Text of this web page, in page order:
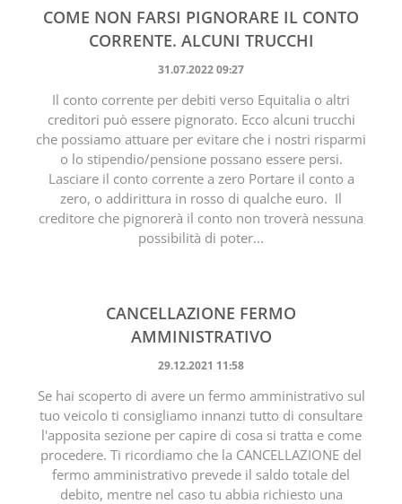
COME NON FARSI PIGNORARE IL CONTO
CORRENTE. ALCUNI TRUCCHI
31.07.2022 09:27
Il conto corrente per debiti verso Equitalia o altri
creditori può essere pignorato. Ecco alcuni trucchi
che possiamo attuare per evitare che i nostri risparmi
o lo stipendio/pensione possano essere persi.
Lasciare il conto corrente a zero Portare il conto a
zero, o addirittura in rosso di qualche euro. Il
creditore che pignorerà il conto non troverà nessuna
possibilità di poter...
CANCELLAZIONE FERMO
AMMINISTRATIVO
29.12.2021 11:58
Se hai scoperto di avere un fermo amministrativo sul
tuo veicolo ti consigliamo innanzi tutto di consultare
l'apposita sezione per capire di cosa si tratta e come
procedere. Ti ricordiamo che la CANCELLAZIONE del
fermo amministrativo prevede il saldo totale del
debito, mentre nel caso tu abbia richiesto una